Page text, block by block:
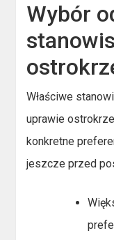
Wybór
Właściwe
uprawie
konkretne
jeszcze przed